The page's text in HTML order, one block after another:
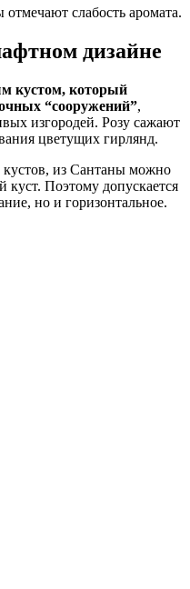
слабость аромата.
дизайне
кустом, который
“сооружений”,
изгородей. Розу сажают
цветущих гирлянд.
кустов, из Сантаны можно
Поэтому допускается
но и горизонтальное.